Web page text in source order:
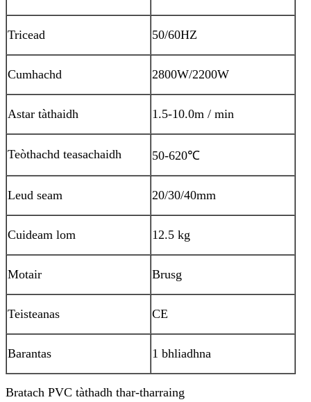
Tricead 50/60HZ
Cumhachd 2800W/2200W
Astar tàthaidh 1.5-10.0m / min
Teòthachd teasachaidh 50-620℃
Leud seam 20/30/40mm
Cuideam lom 12.5 kg
Motair Brusg
Teisteanas CE
Barantas 1 bhliadhna
Bratach PVC tàthadh thar-tharraing